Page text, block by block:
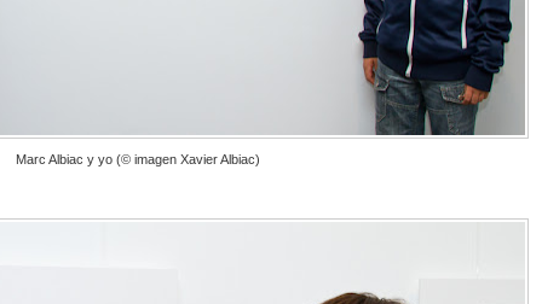
Marc Albiac y yo (© imagen Xavier Albiac)